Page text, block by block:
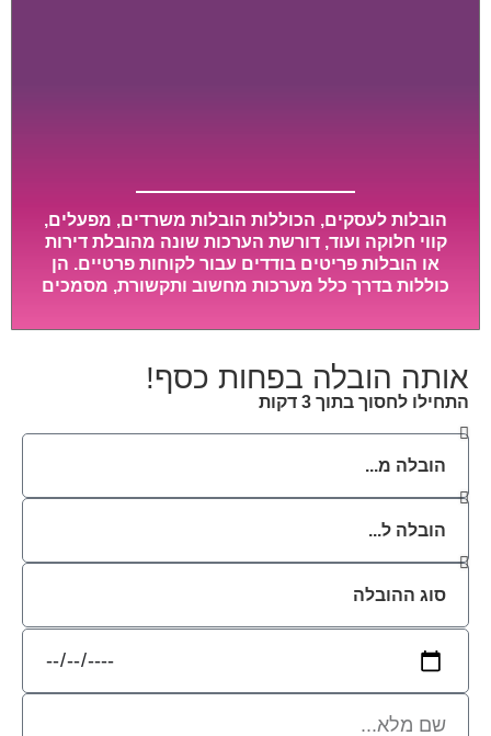
הובלות לעסקים, הכוללות הובלות משרדים, מפעלים,
קווי חלוקה ועוד, דורשת הערכות שונה מהובלת דירות
או הובלות פריטים בודדים עבור לקוחות פרטיים. הן
כוללות בדרך כלל מערכות מחשוב ותקשורת, מסמכים
לב מיוחדת ואריזה קפדנית ומסודרת אשר תבטיח
אותה הובלה בפחות כסף!
התחילו לחסוך בתוך 3 דקות